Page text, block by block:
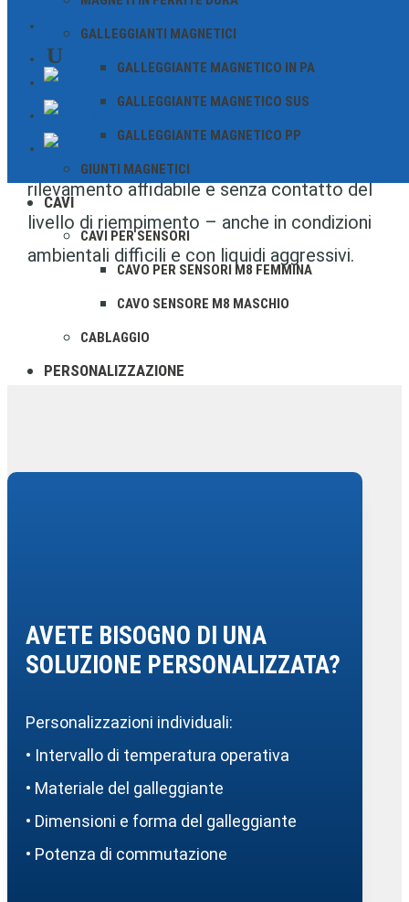
CONTATTOGALLEGGIANTI MAGNETICI
GALLEGGIANTE MAGNETICO IN PA
GALLEGGIANTE MAGNETICO SUS
GALLEGGIANTE MAGNETICO PP
GIUNTI MAGNETICI
CAVI
CAVI PER SENSORI
CAVO PER SENSORI M8 FEMMINA
CAVO SENSORE M8 MASCHIO
CABLAGGIO
PERSONALIZZAZIONE
galleggianti magnetici di alta qualità in
acciaio inossidabile (SUS), che si
distinguono per resistenza alla corrosione,
durata e precisione. In combinazione con
interruttori reed appropriati, consentono un
rilevamento affidabile e senza contatto del
livello di riempimento – anche in condizioni
ambientali difficili e con liquidi aggressivi.
AVETE BISOGNO DI UNA
SOLUZIONE PERSONALIZZATA?
Personalizzazioni individuali:
• Intervallo di temperatura operativa
• Materiale del galleggiante
• Dimensioni e forma del galleggiante
• Potenza di commutazione